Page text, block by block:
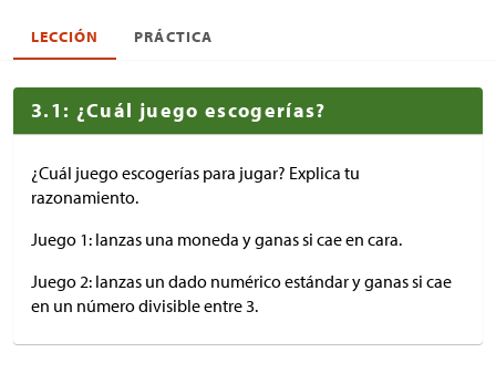
LECCIÓN PRÁCTICA
3.1: ¿Cuál juego escogerías?
¿Cuál juego escogerías para jugar? Explica tu
razonamiento.
Juego 1: lanzas una moneda y ganas si cae en cara.
Juego 2: lanzas un dado numérico estándar y ganas si cae
en un número divisible entre 3.